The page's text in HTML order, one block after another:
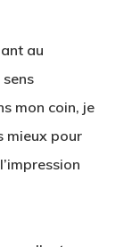
au
mon coin, je
mieux pour